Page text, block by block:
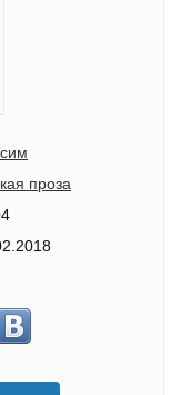
проза